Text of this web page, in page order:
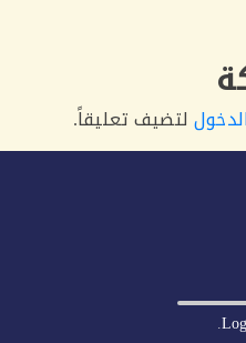
لتضيف تعليقاً.